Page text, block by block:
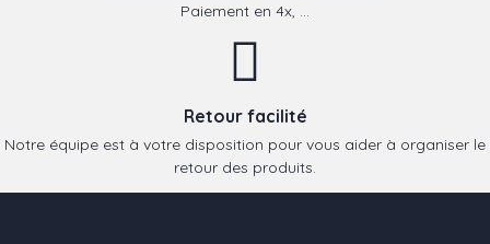
Paiement en 4x, ...
Retour facilité
Notre équipe est à votre disposition pour vous aider à organiser le
retour des produits.